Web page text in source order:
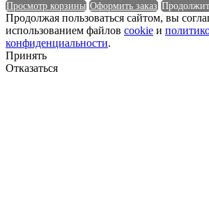
Единица измерения
Форма
Просмотр корзины Оформить заказ
Продолжая пользоваться сайтом, вы
использованием файлов cookie и
конфиденциальности.
Принять
Отказаться